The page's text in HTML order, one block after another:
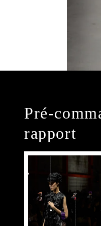
Pré-
rapport